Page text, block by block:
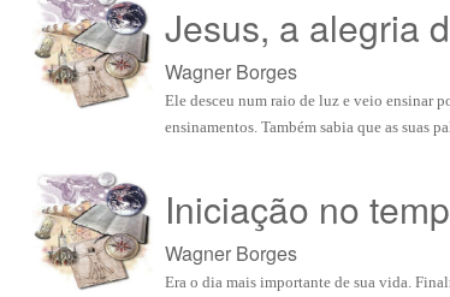
Jesus, a alegria
Wagner Borges
Ele desceu num raio de luz e veio ensinar
ensinamentos. Também sabia que as suas
Iniciação no
Wagner Borges
Era o dia mais importante de sua vida.